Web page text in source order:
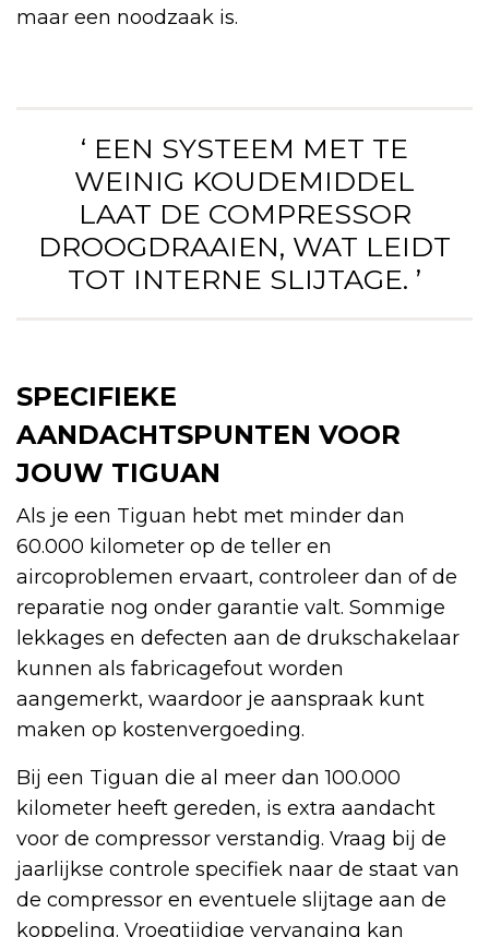
maar een noodzaak is.
‘ EEN SYSTEEM MET TE
WEINIG KOUDEMIDDEL
LAAT DE COMPRESSOR
DROOGDRAAIEN, WAT LEIDT
TOT INTERNE SLIJTAGE. ’
SPECIFIEKE
AANDACHTSPUNTEN VOOR
JOUW TIGUAN
Als je een Tiguan hebt met minder dan
60.000 kilometer op de teller en
aircoproblemen ervaart, controleer dan of de
reparatie nog onder garantie valt. Sommige
lekkages en defecten aan de drukschakelaar
kunnen als fabricagefout worden
aangemerkt, waardoor je aanspraak kunt
maken op kostenvergoeding.
Bij een Tiguan die al meer dan 100.000
kilometer heeft gereden, is extra aandacht
voor de compressor verstandig. Vraag bij de
jaarlijkse controle specifiek naar de staat van
de compressor en eventuele slijtage aan de
koppeling. Vroegtijdige vervanging kan